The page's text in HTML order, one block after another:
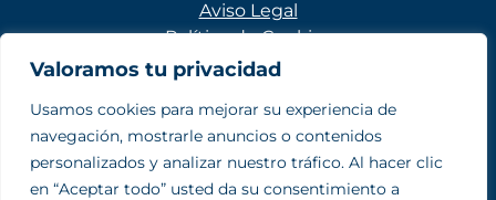
Valoramos tu privacidad
Usamos cookies para mejorar su experiencia de
navegación, mostrarle anuncios o contenidos
personalizados y analizar nuestro tráfico. Al hacer clic
en “Aceptar todo” usted da su consentimiento a
Aviso Legal
Política de Cookies
Política de Privacidad
Síguenos